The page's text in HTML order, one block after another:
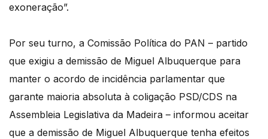
exoneração”.
Por seu turno, a Comissão Política do PAN – partido
que exigiu a demissão de Miguel Albuquerque para
manter o acordo de incidência parlamentar que
garante maioria absoluta à coligação PSD/CDS na
Assembleia Legislativa da Madeira – informou aceitar
que a demissão de Miguel Albuquerque tenha efeitos